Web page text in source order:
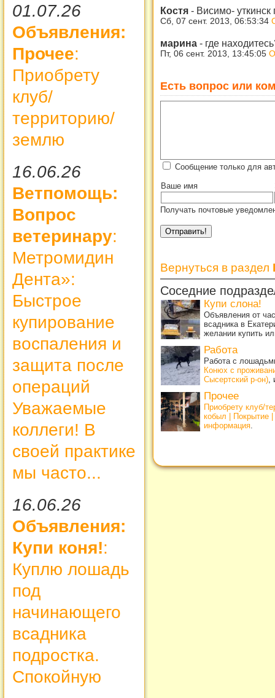
01.07.26
Объявления:
Прочее:
Приобрету
клуб/
территорию/
землю
16.06.26
Ветпомощь:
Вопрос
ветеринару:
Метромидин
Дента»:
Быстрое
купирование
воспаления и
защита после
операций
Уважаемые
коллеги! В
своей практике
мы часто...
16.06.26
Объявления:
Купи коня!:
Куплю лошадь
под
начинающего
всадника
подростка.
Спокойную
Костя - Висимо-
Сб, 07 сент. 2013, 06:53:34
марина - где
Пт, 06 сент. 2013, 13:45:05
Есть вопрос или
Сообщение только для
Ваше имя
Получать почтовые
Вернуться в раздел
Соседние
Купи слона!
Объявления от
всадника в
желании купить
Работа
Работа с
Конюх с
Сысертский р-он)
Прочее
Приобрету клуб/
кобыл | Покрытие
информация